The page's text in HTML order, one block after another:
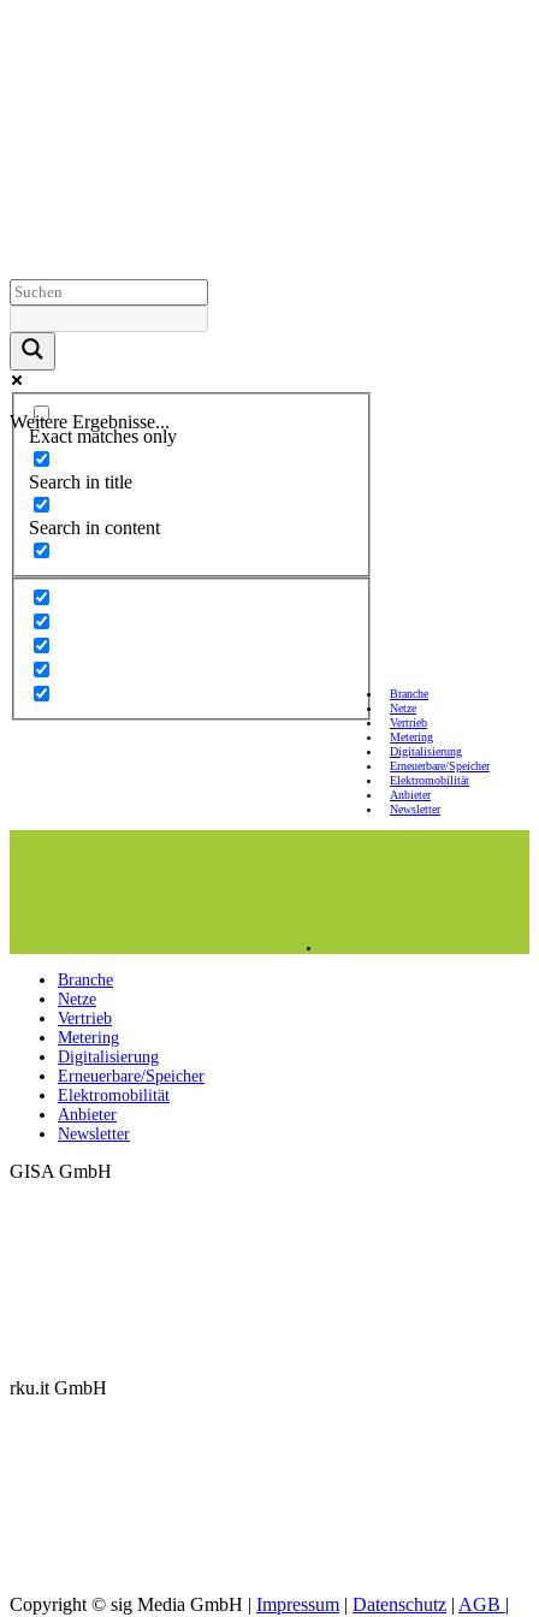
Weitere Ergebnisse...
Exact matches only
Search in title
Search in content
Branche
Netze
Vertrieb
Metering
Digitalisierung
Erneuerbare/Speicher
Elektromobilität
Anbieter
Newsletter
Branche
Netze
Vertrieb
Metering
Digitalisierung
Erneuerbare/Speicher
Elektromobilität
Anbieter
Newsletter
GISA GmbH
rku.it GmbH
Copyright © sig Media GmbH | Impressum | Datenschutz | AGB |